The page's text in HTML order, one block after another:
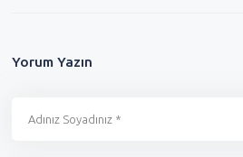
Yorum Yazın